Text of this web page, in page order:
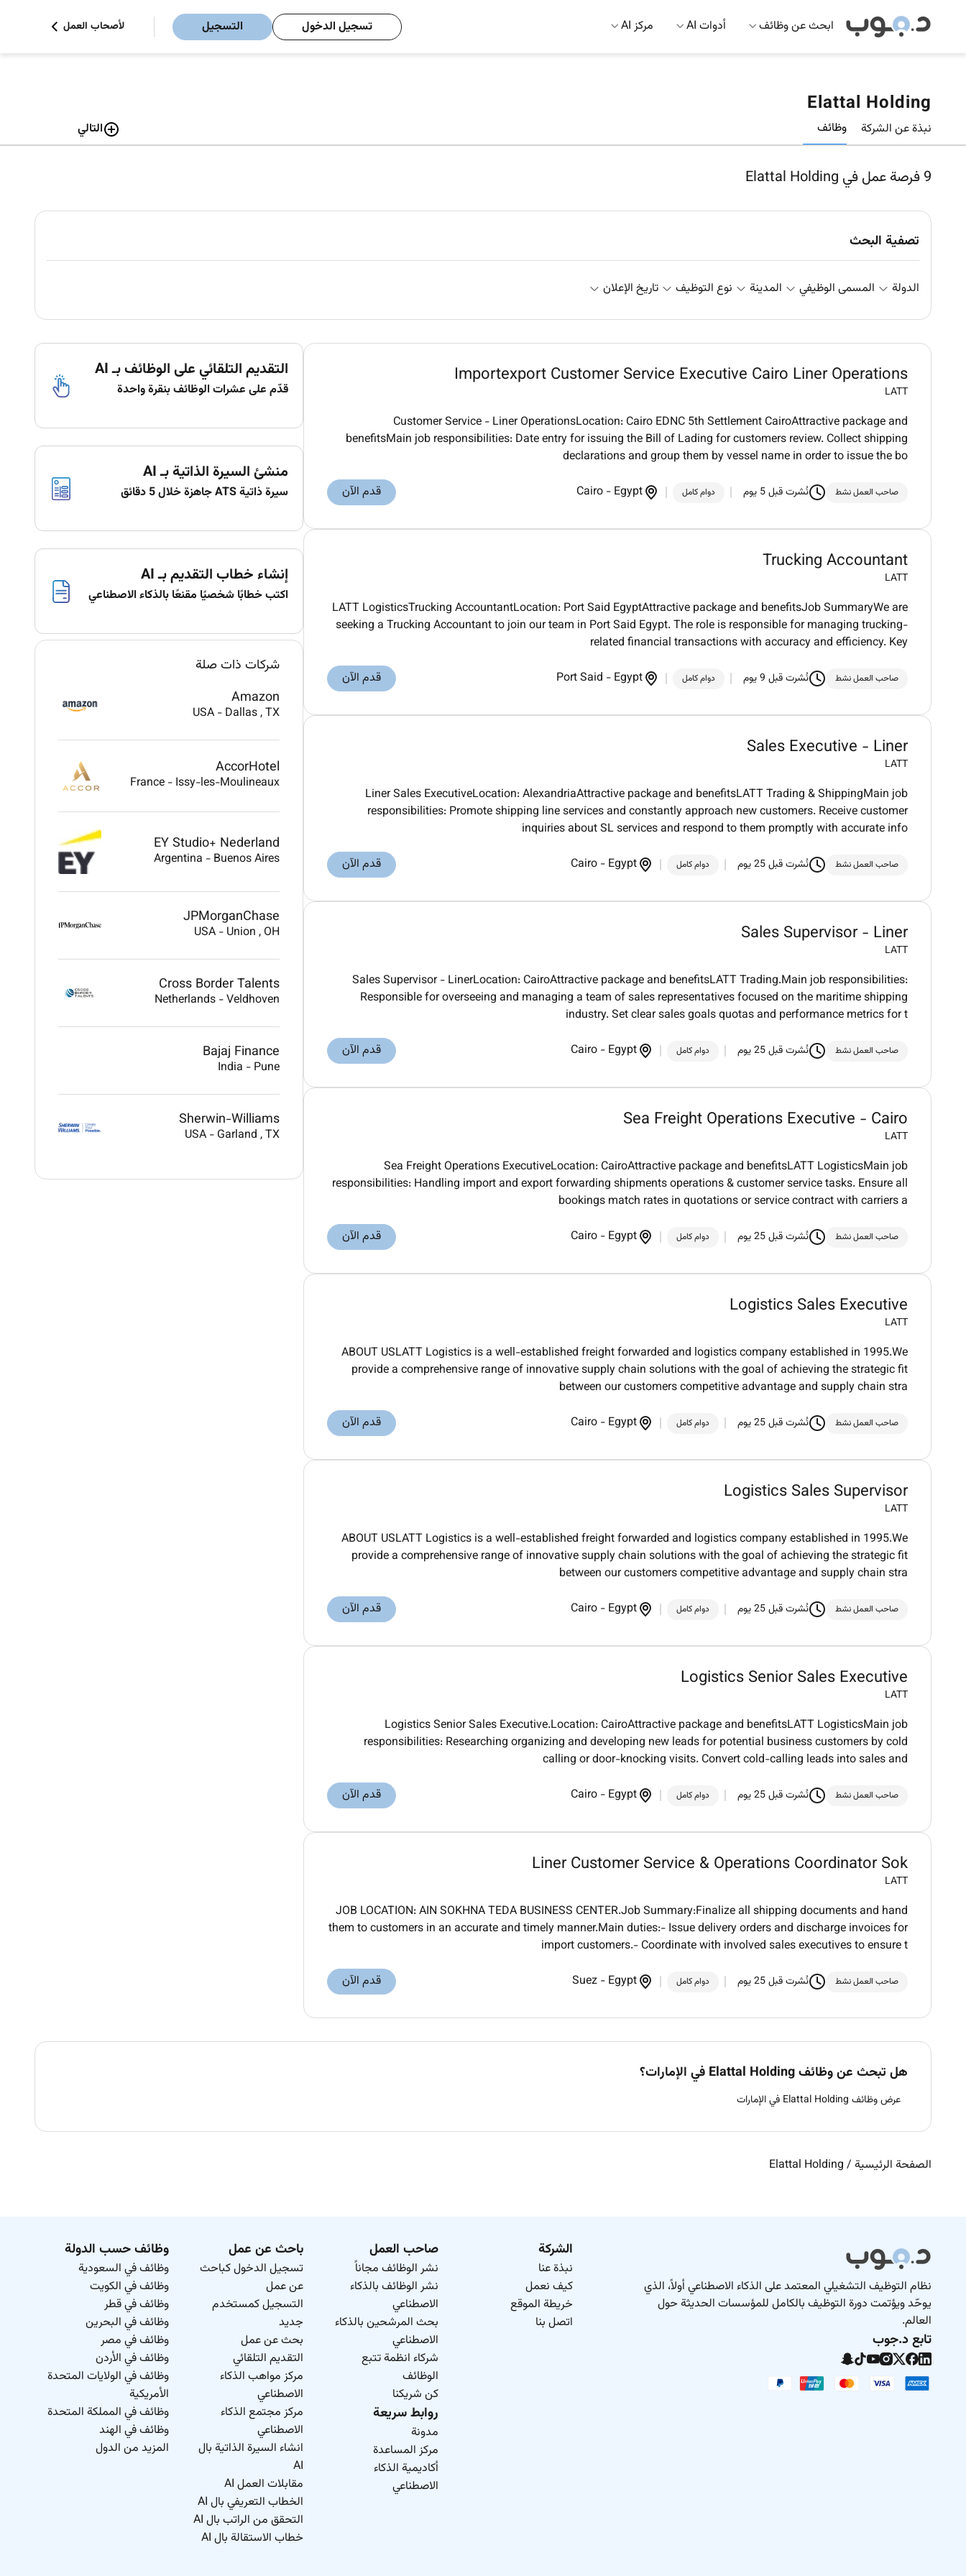
ابحث عن وظائف أدوات AI مركز AI تسجيل الدخول التسجيل لأصحاب العمل
Elattal Holding
نبذة عن الشركة وظائف التالي
9فرصة عمل في Elattal Holding
تصفية البحث
الدولة المسمى الوظيفي المدينة نوع التوظيف تاريخ الإعلان
Importexport Customer Service Executive Cairo Liner Operations
LATT
Customer Service - Liner OperationsLocation: Cairo EDNC 5th Settlement CairoAttractive package and
benefitsMain job responsibilities: Date entry for issuing the Bill of Lading for customers review. Collect shipping
declarations and group them by vessel name in order to issue the bo
صاحب العمل نشط نُشرت قبل 5 يوم دوام كامل Cairo - Egypt قدم الآن
Trucking Accountant
LATT
LATT LogisticsTrucking AccountantLocation: Port Said EgyptAttractive package and benefitsJob SummaryWe are
seeking a Trucking Accountant to join our team in Port Said Egypt. The role is responsible for managing trucking-
related financial transactions with accuracy and efficiency. Key
صاحب العمل نشط نُشرت قبل 9 يوم دوام كامل Port Said - Egypt قدم الآن
Sales Executive - Liner
LATT
Liner Sales ExecutiveLocation: AlexandriaAttractive package and benefitsLATT Trading & ShippingMain job
responsibilities: Promote shipping line services and constantly approach new customers. Receive customer
inquiries about SL services and respond to them promptly with accurate info
صاحب العمل نشط نُشرت قبل 25 يوم دوام كامل Cairo - Egypt قدم الآن
Sales Supervisor - Liner
LATT
Sales Supervisor - LinerLocation: CairoAttractive package and benefitsLATT Trading.Main job responsibilities:
Responsible for overseeing and managing a team of sales representatives focused on the maritime shipping
industry. Set clear sales goals quotas and performance metrics for t
صاحب العمل نشط نُشرت قبل 25 يوم دوام كامل Cairo - Egypt قدم الآن
Sea Freight Operations Executive - Cairo
LATT
Sea Freight Operations ExecutiveLocation: CairoAttractive package and benefitsLATT LogisticsMain job
responsibilities: Handling import and export forwarding shipments operations & customer service tasks. Ensure all
bookings match rates in quotations or service contract with carriers a
صاحب العمل نشط نُشرت قبل 25 يوم دوام كامل Cairo - Egypt قدم الآن
Logistics Sales Executive
LATT
ABOUT USLATT Logistics is a well-established freight forwarded and logistics company established in 1995.We
provide a comprehensive range of innovative supply chain solutions with the goal of achieving the strategic fit
between our customers competitive advantage and supply chain stra
صاحب العمل نشط نُشرت قبل 25 يوم دوام كامل Cairo - Egypt قدم الآن
Logistics Sales Supervisor
LATT
ABOUT USLATT Logistics is a well-established freight forwarded and logistics company established in 1995.We
provide a comprehensive range of innovative supply chain solutions with the goal of achieving the strategic fit
between our customers competitive advantage and supply chain stra
صاحب العمل نشط نُشرت قبل 25 يوم دوام كامل Cairo - Egypt قدم الآن
Logistics Senior Sales Executive
LATT
Logistics Senior Sales Executive.Location: CairoAttractive package and benefitsLATT LogisticsMain job
responsibilities: Researching organizing and developing new leads for potential business customers by cold
calling or door-knocking visits. Convert cold-calling leads into sales and
صاحب العمل نشط نُشرت قبل 25 يوم دوام كامل Cairo - Egypt قدم الآن
Liner Customer Service & Operations Coordinator Sok
LATT
JOB LOCATION: AIN SOKHNA TEDA BUSINESS CENTER.Job Summary:Finalize all shipping documents and hand
them to customers in an accurate and timely manner.Main duties:- Issue delivery orders and discharge invoices for
import customers.- Coordinate with involved sales executives to ensure t
صاحب العمل نشط نُشرت قبل 25 يوم دوام كامل Suez - Egypt قدم الآن
التقديم التلقائي على الوظائف بـ AI
قدّم على عشرات الوظائف بنقرة واحدة
منشئ السيرة الذاتية بـ AI
سيرة ذاتية ATS جاهزة خلال 5 دقائق
إنشاء خطاب التقديم بـ AI
اكتب خطابًا شخصيًا مقنعًا بالذكاء الاصطناعي
شركات ذات صلة
Amazon
USA - Dallas, TX
AccorHotel
France - Issy-les-Moulineaux
EY Studio+ Nederland
Argentina - Buenos Aires
JPMorganChase
USA - Union, OH
Cross Border Talents
Netherlands -Veldhoven
Bajaj Finance
India - Pune
Sherwin-Williams
USA - Garland, TX
هل تبحث عن وظائف Elattal Holding في الإمارات؟
عرض وظائف Elattal Holding في الإمارات
الصفحة الرئيسية /
Elattal Holding
نظام التوظيف التشغيلي المعتمد على الذكاء الاصطناعي أولاً، الذي
يوحّد ويؤتمت دورة التوظيف بالكامل للمؤسسات الحديثة حول
العالم.
تابع د.جوب
الشركة
نبذة عنا
كيف نعمل
خريطة الموقع
اتصل بنا
صاحب العمل
نشر الوظائف مجاناً
نشر الوظائف بالذكاء
الاصطناعي
بحث المرشحين بالذكاء
الاصطناعي
شركاء انظمة تتبع
الوظائف
كن شريكنا
روابط سريعة
مدونة
مركز المساعدة
أكاديمية الذكاء
الاصطناعي
باحث عن عمل
تسجيل الدخول كباحث
عن عمل
التسجيل كمستخدم
جديد
بحث عن عمل
التقديم التلقائي
مركز مواهب الذكاء
الاصطناعي
مركز مجتمع الذكاء
الاصطناعي
انشاء السيرة الذاتية بال
AI
مقابلات العمل AI
الخطاب التعريفي بال AI
التحقق من الراتب بال AI
خطاب الاستقالة بال AI
وظائف حسب الدولة
وظائف في السعودية
وظائف في الكويت
وظائف في قطر
وظائف في البحرين
وظائف في مصر
وظائف في الأردن
وظائف في الولايات المتحدة
الأمريكية
وظائف في المملكة المتحدة
وظائف في الهند
المزيد من الدول